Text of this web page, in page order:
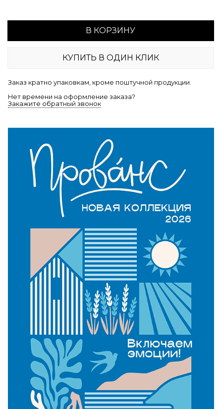
В КОРЗИНУ
КУПИТЬ В ОДИН КЛИК
Заказ кратно упаковкам, кроме поштучной продукции.
Нет времени на оформление заказа?
Закажите обратный звонок